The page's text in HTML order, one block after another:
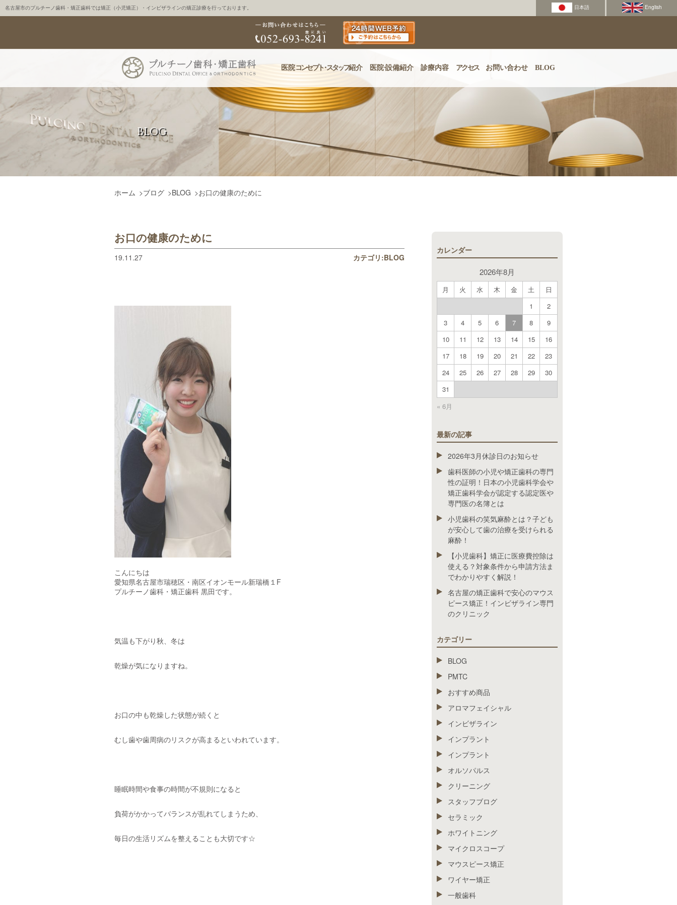
名古屋市のプルチーノ歯科・矯正歯科では矯正（小児矯正）・インビザラインの矯正診療を行っております。
医院コンセプト・スタッフ紹介 医院・設備紹介 診療内容 アクセス お問い合わせ BLOG
BLOG
ホーム >ブログ >BLOG >お口の健康のために
お口の健康のために
19.11.27 カテゴリ:BLOG
こんにちは
愛知県名古屋市瑞穂区・南区イオンモール新瑞橋１ F
プルチーノ歯科・矯正歯科 黒田です。
気温も下がり秋、冬は
乾燥が気になりますね。
お口の中も乾燥した状態が続くと
むし歯や歯周病のリスクが高まるといわれています。
睡眠時間や食事の時間が不規則になると
負荷がかかってバランスが乱れてしまうため、
毎日の生活リズムを整えることも大切です☆
カレンダー
2026年8月
月 火 水 木 金 土 日
« 6月
1
2
3
4 5 6 7 8
9
10
11 12 13 14 15
16
17
18 19 20 21 22
23
24
25 26 27 28 29
30
31
最新の記事
2026年3月休診日のお知らせ
歯科医師の小児や矯正歯科の専門
性の証明！日本の小児歯科学会や
矯正歯科学会が認定する認定医や
専門医の名簿とは
小児歯科の笑気麻酔とは？子ども
が安心して歯の治療を受けられる
麻酔！
【小児歯科】矯正に医療費控除は
使える？対象条件から申請方法ま
でわかりやすく解説！
名古屋の矯正歯科で安心のマウス
ピース矯正！インビザライン専門
のクリニック
カテゴリー
BLOG
PMTC
おすすめ商品
アロマフェイシャル
インビザライン
インプラント
インプラント
オルソパルス
クリーニング
スタッフブログ
セラミック
ホワイトニング
マイクロスコープ
マウスピース矯正
ワイヤー矯正
一般歯科